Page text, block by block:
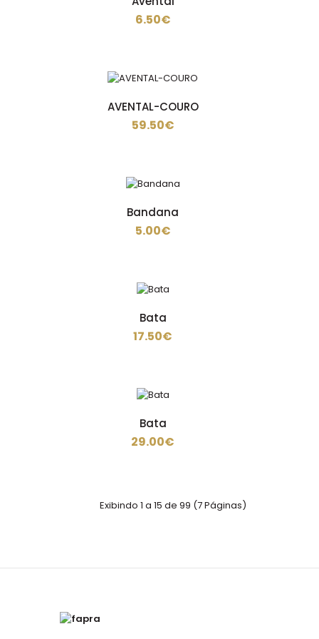
- 65% Poliéster / 35% Algodão- Tecido Sarja de
200gr/m2MEDIDA:40cm altura X 75cm de largo com
65%poliéster 35% algodão com os acessórios em
- 65% Poliéster / 35% Algodão- Tecido Sarja de
200gr/m2MEDIDA:55cm altura X 84cm de largo com
6.50€
AVENTAL-COURO
59.50€
Bandana
5.00€
Bata
17.50€
Bata
29.00€
Exibindo 1 a 15 de 99 (7 Páginas)